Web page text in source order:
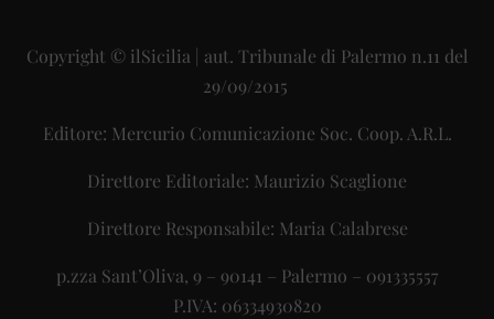
Copyright © ilSicilia | aut. Tribunale di Palermo n.11 del
29/09/2015
Editore: Mercurio Comunicazione Soc. Coop. A.R.L.
Direttore Editoriale: Maurizio Scaglione
Direttore Responsabile: Maria Calabrese
p.zza Sant’Oliva, 9 – 90141 – Palermo – 091335557
P.IVA: 06334930820